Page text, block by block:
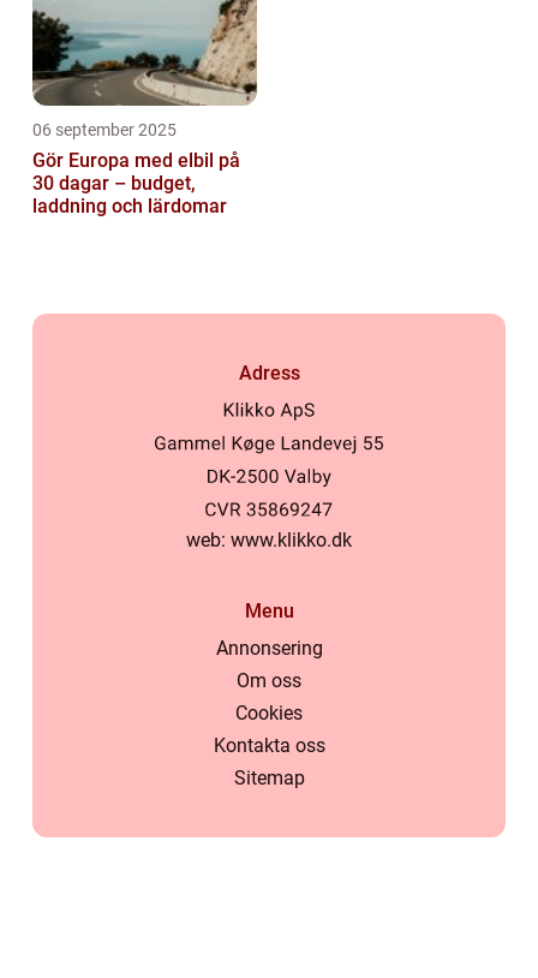
06 september 2025
Gör Europa med elbil på
30 dagar – budget,
laddning och lärdomar
Adress
web: www.klikko.dk
Menu
Annonsering
Om oss
Cookies
Kontakta oss
Sitemap